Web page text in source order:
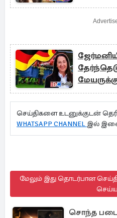
செய்திகளை உடனுக்குடன்
WHATSAPP CHANNEL இல்
மேலும் இது தொடர்பான
சொந்த